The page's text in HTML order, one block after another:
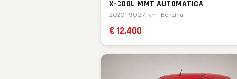
X-COOL MMT AUTOMATICA
2020 · 90.271 km · Benzina
€ 12.400